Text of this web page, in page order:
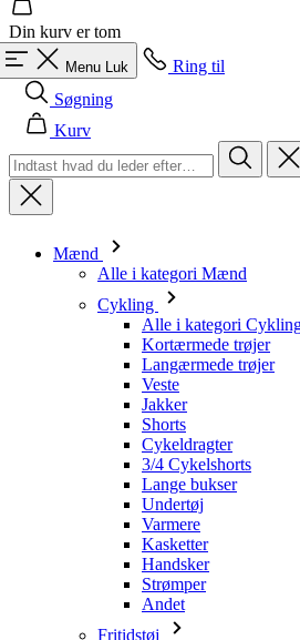
Kurv
Mænd
Alle i kategori Mænd
Langærmede trøjer
Veste
Jakker
Shorts
Cykeldragter
3/4 Cykelshorts
Lange bukser
Undertøj
Varmere
Kasketter
Handsker
Strømper
Andet
Fritidstøj
Alle i kategori Fritidstøj
T-shirts
Sweatshirt
Kasketter